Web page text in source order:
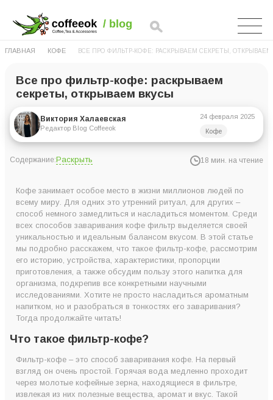
ГЛАВНАЯ КОФЕ ВСЕ ПРО ФИЛЬТР-КОФЕ: РАСКРЫВАЕМ СЕКРЕТЫ, ОТКРЫВАЕМ
Все про фильтр-кофе: раскрываем
секреты, открываем вкусы
Виктория Халаевская
Редактор Blog Coffeeok
24 февраля 2025
Кофе
Содержание:Раскрыть 18 мин. на чтение
Немного истории: когда впервые приготовили фильтр-
кофе?
Устройства для приготовления фильтр-кофе
Особенности и характеристики фильтр-кофе
Вкусовой профиль
Крепость
Кислотность
Особенности тела напитка
Аромат
Идеальные пропорции для приготовления фильтр-кофе
Фильтр-кофе – самый полезный для организма?
Какой кофе использовать для фильтра?
Кофе занимает особое место в жизни миллионов людей по
всему миру. Для одних это утренний ритуал, для других –
способ немного замедлиться и насладиться моментом. Среди
всех способов заваривания кофе фильтр выделяется своей
уникальностью и идеальным балансом вкусом. В этой статье
мы подробно расскажем, что такое фильтр-кофе, рассмотрим
его историю, устройства, характеристики, пропорции
приготовления, а также обсудим пользу этого напитка для
организма, подкрепив все конкретными научными
исследованиями. Хотите не просто насладиться ароматным
напитком, но и разобраться в тонкостях его заваривания?
Тогда продолжайте читать!
Что такое фильтр-кофе?
Фильтр-кофе – это способ заваривания кофе. На первый
взгляд он очень простой. Горячая вода медленно проходит
через молотые кофейные зерна, находящиеся в фильтре,
извлекая из них полезные вещества, аромат и вкус. Такой